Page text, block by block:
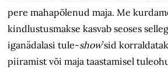
pere mahapõlenud maja. Me
kindlustusmakse kasvab seoses
iganädalasi tule-show’sid
piiramist või maja taastamisel